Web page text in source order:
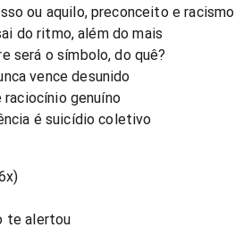
ou aquilo, preconceito e racismo
do ritmo, além do mais
será o símbolo, do quê?
vence desunido
raciocínio genuíno
é suicídio coletivo
te alertou